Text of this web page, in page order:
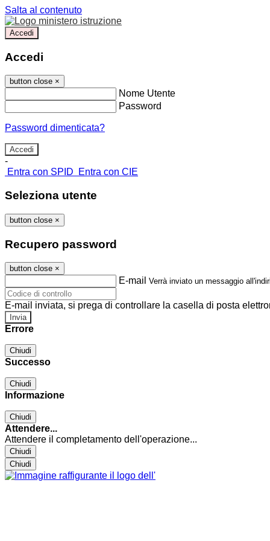
Salta al contenuto
Accedi
Accedi
button close ×
Nome Utente
Password
Password dimenticata?
-
Entra con SPID
Entra con CIE
Seleziona utente
button close ×
Recupero password
button close ×
E-mail Verrà inviato un messaggio
E-mail inviata, si prega di controllare la casella di posta
Errore
Chiudi
Successo
Chiudi
Informazione
Chiudi
Attendere...
Attendere il completamento dell'operazione...
Chiudi
Chiudi